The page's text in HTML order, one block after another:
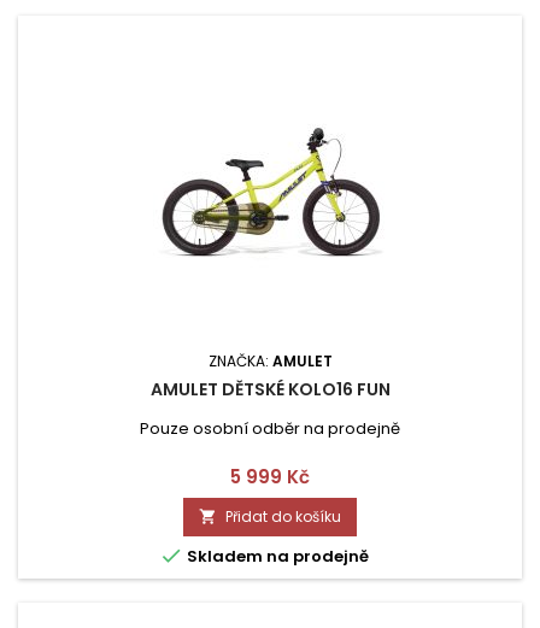
ZNAČKA: AMULET
AMULET DĚTSKÉ KOLO16 FUN
Pouze osobní odběr na prodejně
Cena
5 999 Kč
 Přidat do košíku
 Skladem na prodejně